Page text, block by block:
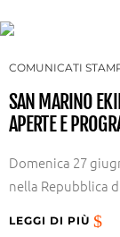
COMUNICATI
SAN MARINO
APERTE E
Domenica 27
nella Repubblica
LEGGI DI PIÙ